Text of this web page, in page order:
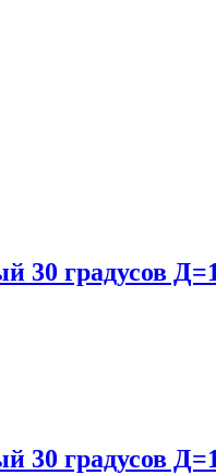
30 градусов
30 градусов